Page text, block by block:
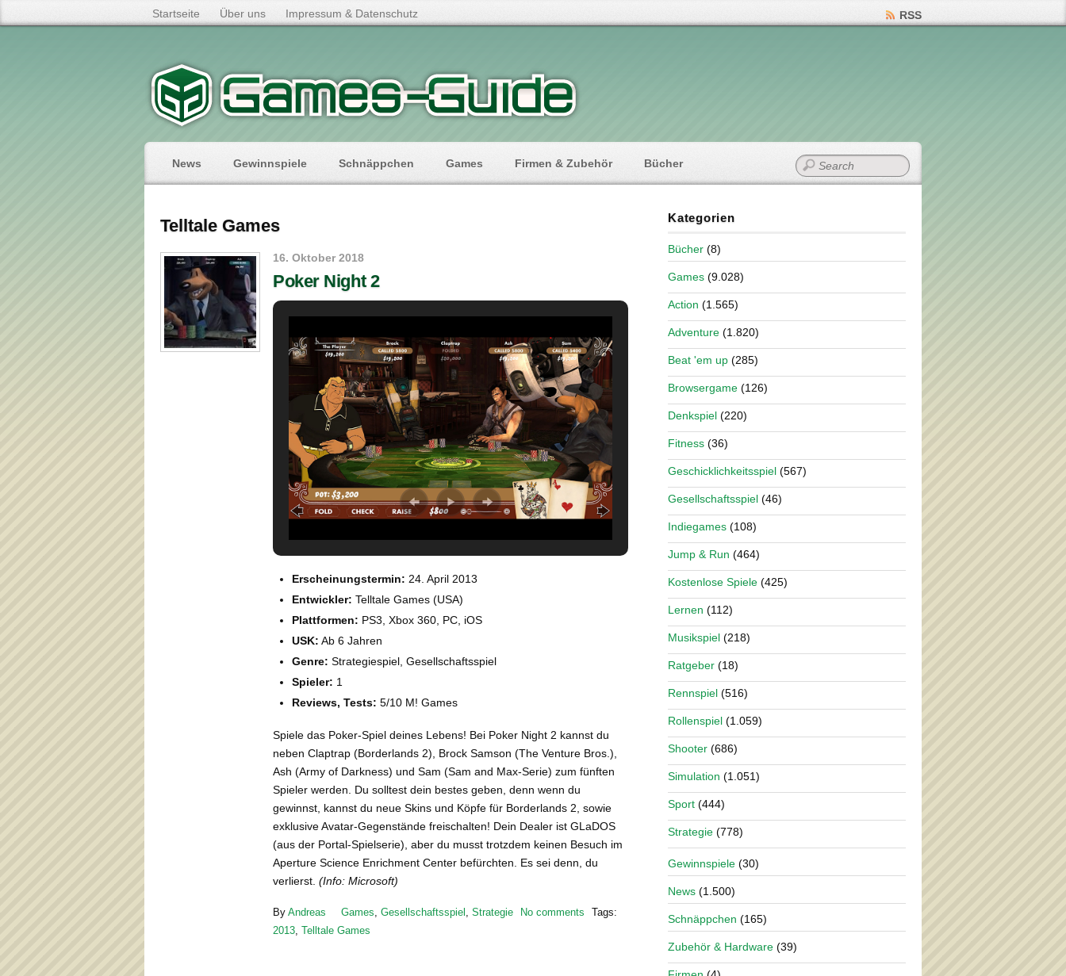
Startseite Über uns Impressum & Datenschutz RSS
News Gewinnspiele Schnäppchen Games Firmen & Zubehör Bücher
Telltale Games
16. Oktober 2018
Poker Night 2
Erscheinungstermin: 24. April 2013
Entwickler: Telltale Games (USA)
Plattformen: PS3, Xbox 360, PC, iOS
USK: Ab 6 Jahren
Genre: Strategiespiel, Gesellschaftsspiel
Spieler: 1
Reviews, Tests: 5/10 M! Games
Spiele das Poker-Spiel deines Lebens! Bei Poker Night 2 kannst du
neben Claptrap (Borderlands 2), Brock Samson (The Venture Bros.),
Ash (Army of Darkness) und Sam (Sam and Max-Serie) zum fünften
Spieler werden. Du solltest dein bestes geben, denn wenn du
gewinnst, kannst du neue Skins und Köpfe für Borderlands 2, sowie
exklusive Avatar-Gegenstände freischalten! Dein Dealer ist GLaDOS
(aus der Portal-Spielserie), aber du musst trotzdem keinen Besuch im
Aperture Science Enrichment Center befürchten. Es sei denn, du
verlierst. (Info: Microsoft)
By Andreas Games, Gesellschaftsspiel , Strategie No comments
Tags:
2013, Telltale Games
Kategorien
Bücher (8)
Games (9.028)
Action (1.565)
Adventure (1.820)
Beat 'em up (285)
Browsergame (126)
Denkspiel (220)
Fitness (36)
Geschicklichkeitsspiel (567)
Gesellschaftsspiel (46)
Indiegames (108)
Jump & Run (464)
Kostenlose Spiele (425)
Lernen (112)
Musikspiel (218)
Ratgeber (18)
Rennspiel (516)
Rollenspiel (1.059)
Shooter (686)
Simulation (1.051)
Sport (444)
Strategie (778)
Gewinnspiele (30)
News (1.500)
Schnäppchen (165)
Zubehör & Hardware (39)